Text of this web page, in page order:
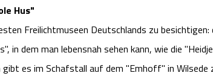
Hus"
Freilichtmuseen Deutschlands zu
in dem man lebensnah sehen kann, wie die
gibt es im Schafstall auf dem "Emhoff" in Wilsede